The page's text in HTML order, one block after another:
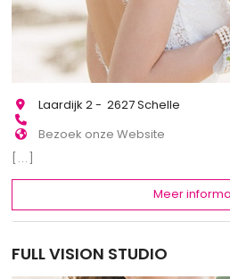
Laardijk 2 - 2627 Schelle
Bezoek onze Website
[...]
Meer
FULL VISION STUDIO